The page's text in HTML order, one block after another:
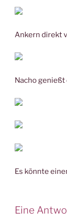
Ankern direkt
Nacho genießt
Es könnte
Eine